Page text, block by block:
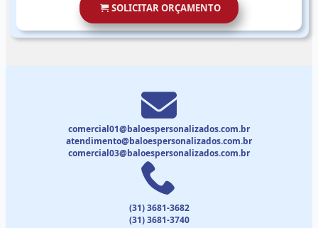
SOLICITAR ORÇAMENTO
comercial01@baloespersonalizados.com.br
atendimento@baloespersonalizados.com.br
comercial03@baloespersonalizados.com.br
(31) 3681-3682
(31) 3681-3740